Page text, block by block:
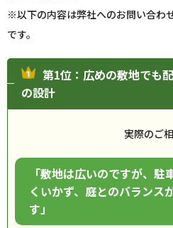
※以下の内容は弊社へのお問い合わ
です。
第1位：広めの敷地でも
の設計
実際のご
「敷地は広いのですが、
くいかず、庭とのバランス
す」